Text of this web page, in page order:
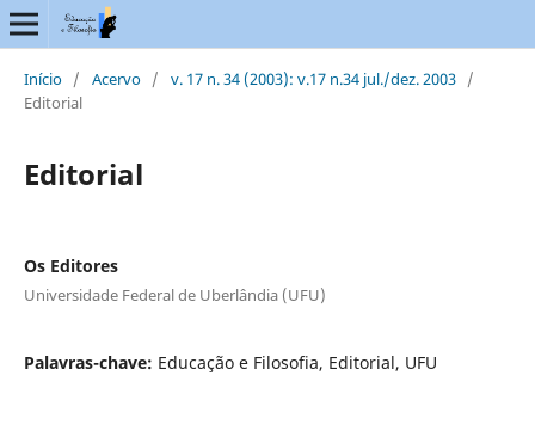
Início / Acervo / v. 17 n. 34 (2003): v.17 n.34 jul./dez. 2003 /
Editorial
Editorial
Os Editores
Universidade Federal de Uberlândia (UFU)
Palavras-chave: Educação e Filosofia, Editorial, UFU